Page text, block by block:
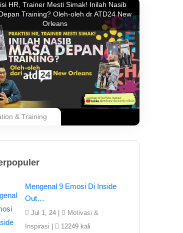
HR, Trainer Mesti Simak! Inilah Nasib
Training? Oleh-oleh dr ATD24 New
Orleans
& Training
Mengenal 9 Emosi Di Inside
Out…
Jul 1, 24 |
Motivasi &
Inspirasi
12249 kali